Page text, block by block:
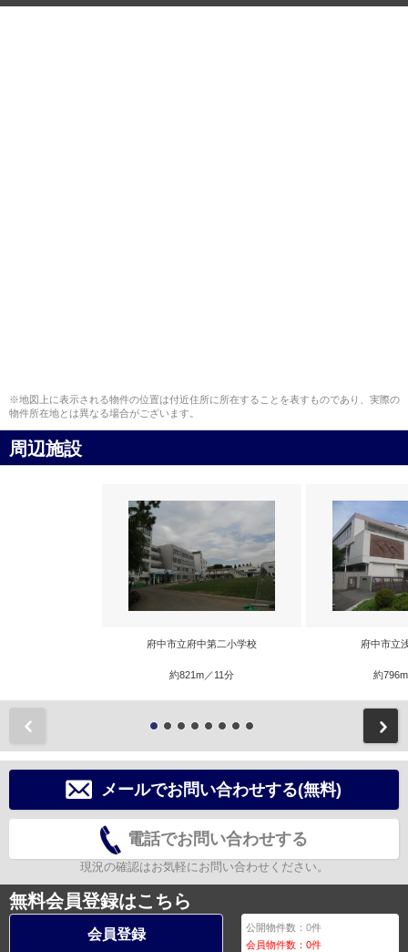
※地図上に表示される物件の位置は付近住所に所在することを表すものであり、実際の
物件所在地とは異なる場合がございます。
周辺施設
府中市立府中第二小学校
約821m／11分
府中市立
約
メールでお問い合わせする(無料)
電話でお問い合わせする
現況の確認はお気軽にお問い合わせください。
無料会員登録はこちら
会員登録 公開物件数：0件
会員物件数：0件